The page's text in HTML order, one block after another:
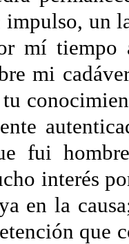
un
mí
mi
tu
fui
interés
en la
que